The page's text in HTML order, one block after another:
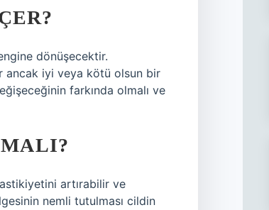
dönüşecektir.
ancak iyi veya kötü olsun bir
farkında olmalı ve
artırabilir ve
nemli tutulması cildin